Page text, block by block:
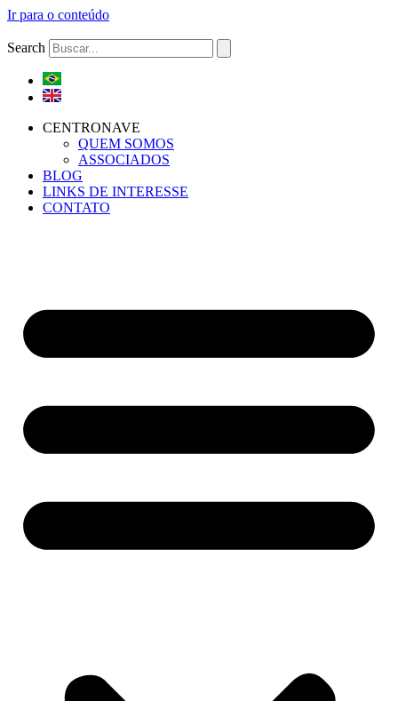
Ir para o conteúdo
Search
CENTRONAVE
QUEM SOMOS
ASSOCIADOS
BLOG
LINKS DE INTERESSE
CONTATO